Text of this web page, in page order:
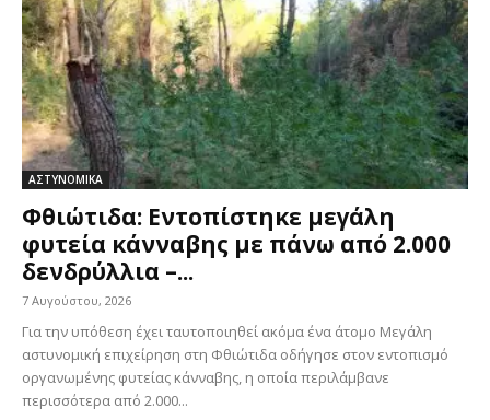
ΑΣΤΥΝΟΜΙΚΑ
Φθιώτιδα: Εντοπίστηκε μεγάλη
φυτεία κάνναβης με πάνω από 2.000
δενδρύλλια –...
7 Αυγούστου, 2026
Για την υπόθεση έχει ταυτοποιηθεί ακόμα ένα άτομο Μεγάλη
αστυνομική επιχείρηση στη Φθιώτιδα οδήγησε στον εντοπισμό
οργανωμένης φυτείας κάνναβης, η οποία περιλάμβανε
περισσότερα από 2.000...